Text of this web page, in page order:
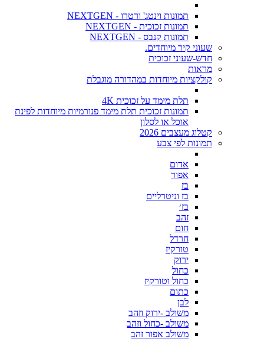
תמונות וינטג' ורטרו - NEXTGEN
תמונות זכוכית - NEXTGEN
תמונות קנבס - NEXTGEN
שעוני קיר מיוחדים.
חדש-שעוני זכוכית
מראות
קולקציות מיוחדות במהדורה מוגבלת
תלת מימד על זכוכית 4K
תמונות זכוכית תלת מימד פנורמיות מיוחדות לפינת
אוכל או לסלון
קטלוג מעצבים 2026
תמונות לפי צבע
אדום
אפור
בז
בז וניטרליים
בז׳
זהב
חום
חרדל
טורקיז
ירוק
כחול
כחול וטורקיז
כתום
לבן
משולב -ירוק וזהב
משולב -כחול וזהב
משולב אפור זהב